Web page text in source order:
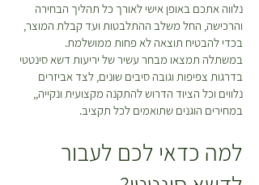
המקוריים ואלו יקוזזו מהזיכוי שמגיע
לכם. *יש לטפל בצמחים על פי
ההוראות המופיעות על גבי כל צמח
בעמוד המוצר עד למועד ביצוע
ההחזרה\החלפה.
נלווה אתכם באופן אישי לאורך כל תהליך הבחירה
והרכישה, החל משלב ההתלבטות ועד קבלת המוצר,
בכדי להבטיח תוצאה לא פחות ממושלמת.
במשתלה תמצאו מבחר עשיר של יריעות דשא סינטטי
בדרגות צפיפות וגובה סיבים שונים, לצד אביזרים
נלווים וכל הציוד הדרוש להתקנה מקצועית ונקייה,,
במחירים הוגנים שתואמים לכל תקציב.
למה כדאי לכם לעבור